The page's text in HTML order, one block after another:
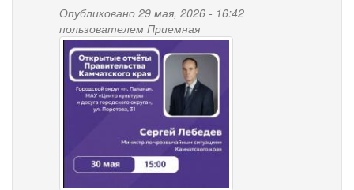
Опубликовано 29 мая, 2026 - 16:42
пользователем Приемная
snimok.jpg